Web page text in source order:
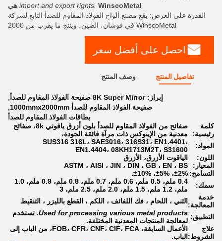
import and export rights. WinscoMetal هي
القدرة على العرض: يقع مصنع ألواح الفولاذ المقاوم للصدأ التابع لشركة
WinscoMetal في فوشان، الصين، وينتج ما يقرب من 2000
احصل على أفضل سعر
تفاصيل المنتج وصف المنتج
إبراز:8K Super Mirror صفيحة الفولاذ المقاوم للصدأ
,
صفيحة الفولاذ المقاوم للصدأ 1000mmx2000mm
,
بطاقات الفولاذ المقاوم للصدأ
كلمة
رئيسية:
صفائح من الفولاذ المقاوم للصدأ بلون أزرق ياقوتي 8k، صفائح
معدنية من الإينوكس ذات مرآة فائقة الجودة،
المواد:
SUS316 316L، SAE3016، 316S31، EN1.4401،
EN1.4404، 08KH1713M2T، S31600
اللون:
الياقوت الأزرق، الأزرق
المعيار:
ASTM ، AISI ، JIN ، DIN ، GB ، EN ، BS
التسامح: ±2%، ±5%، ±10%.
سمك:
0.4 ملم، 0.5 ملم، 0.6 ملم، 0.7 ملم، 0.8 ملم، 0.9 ملم، 1.0
ملم، 1.2 ملم، 1.5 ملم، 2.0 ملم، 2.5 ملم، 3
خدمة
المعالجة: الثني ، اللحام ، فك اللفائف ، اللكم ، القطع بالليزر ، التنقيط
التطبيق: Used for processing various metal products. تستخدم
لمعالجة المنتجات المعدنية المختلفة.
علاج
الشروط:
الأعمال السابقة، FOB، CFR، CNF، CIF، FCA، من الباب إلى
الباب.